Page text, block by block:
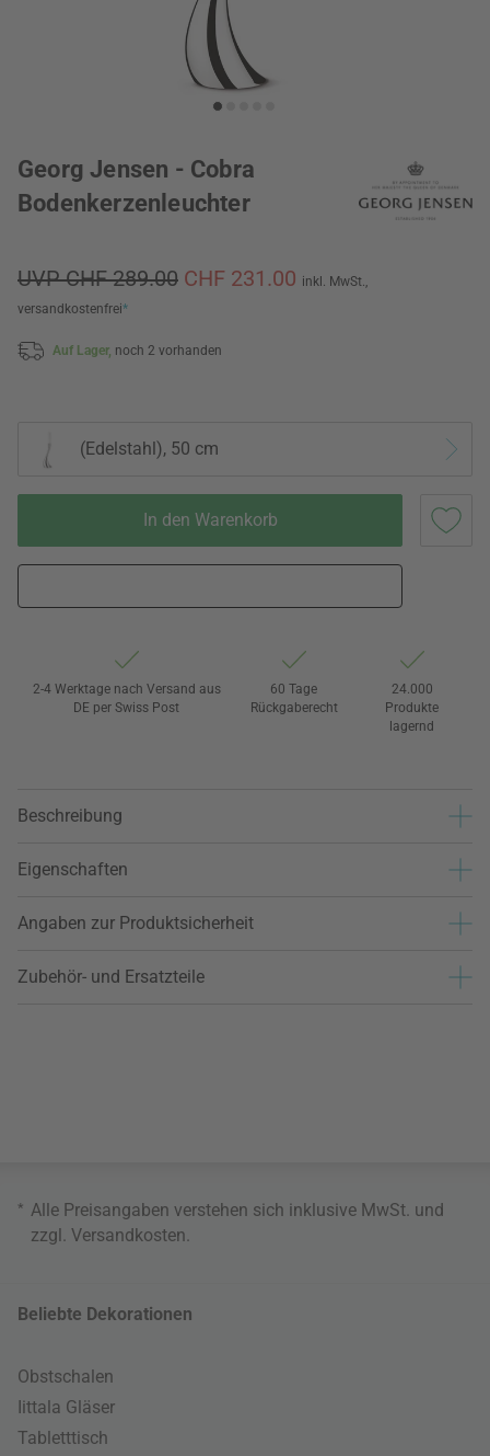
Georg Jensen - Cobra
Bodenkerzenleuchter
UVP CHF 289.00 CHF 231.00 inkl. MwSt.,
versandkostenfrei*
Auf Lager, noch 2 vorhanden
(Edelstahl), 50 cm
In den Warenkorb
2-4 Werktage nach Versand aus
DE per Swiss Post
60 Tage
Rückgaberecht
24.000
Produkte
lagernd
Beschreibung
Eigenschaften
Angaben zur Produktsicherheit
Zubehör- und Ersatzteile
* Alle Preisangaben verstehen sich inklusive MwSt. und
zzgl. Versandkosten
Beliebte Dekorationen
Obstschalen
Iittala Gläser
Tabletttisch